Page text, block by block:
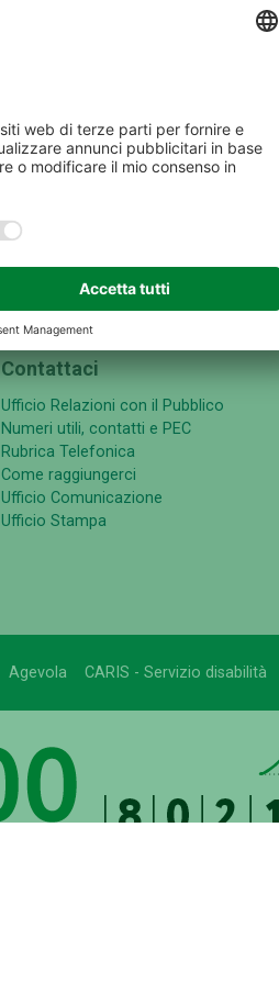
Contattaci
Ufficio Relazioni con il Pubblico
Numeri utili, contatti e PEC
Rubrica Telefonica
Come raggiungerci
Ufficio Comunicazione
Ufficio Stampa
Agevola CARIS - Servizio disabilità